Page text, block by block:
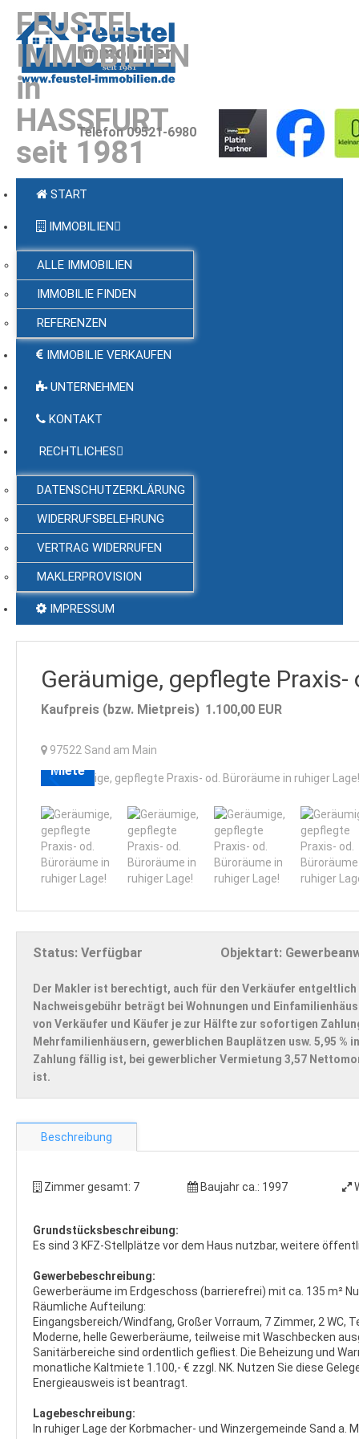
FEUSTEL
IMMOBILIEN
in
HASSFURT
seit 1981
Telefon 09521-6980
START
IMMOBILIEN
ALLE IMMOBILIEN
IMMOBILIE FINDEN
REFERENZEN
IMMOBILIE VERKAUFEN
UNTERNEHMEN
KONTAKT
RECHTLICHES
DATENSCHUTZERKLÄRUNG
WIDERRUFSBELEHRUNG
VERTRAG WIDERRUFEN
MAKLERPROVISION
IMPRESSUM
Geräumige, gepflegte
Kaufpreis (bzw. Mietpreis) 1.100,00 EUR
97522 Sand am Main
Miete
Status: Verfügbar Objektart:
Der Makler ist berechtigt, auch für den Verkäufer
Nachweisgebühr beträgt bei Wohnungen und
von Verkäufer und Käufer je zur Hälfte zur sofortigen
Mehrfamilienhäusern, gewerblichen Bauplätzen usw. 5,95
Zahlung fällig ist, bei gewerblicher Vermietung 3,57
ist.
Beschreibung
Zimmer gesamt: 7 Baujahr ca.: 1997
Grundstücksbeschreibung:
Es sind 3 KFZ-Stellplätze vor dem Haus nutzbar, weitere
Gewerbebeschreibung:
Gewerberäume im Erdgeschoss (barrierefrei) mit ca. 135 m²
Räumliche Aufteilung:
Eingangsbereich/Windfang, Großer Vorraum, 7 Zimmer, 2 WC,
Moderne, helle Gewerberäume, teilweise mit Waschbecken
Sanitärbereiche sind ordentlich gefliest. Die Beheizung und
monatliche Kaltmiete 1.100,- € zzgl. NK. Nutzen Sie diese
Energieausweis ist beantragt.
Lagebeschreibung:
In ruhiger Lage der Korbmacher- und Winzergemeinde Sand a.